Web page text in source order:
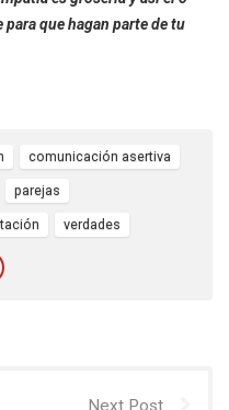
que hagan parte de tu
comunicación asertiva
parejas
verdades
Next Post